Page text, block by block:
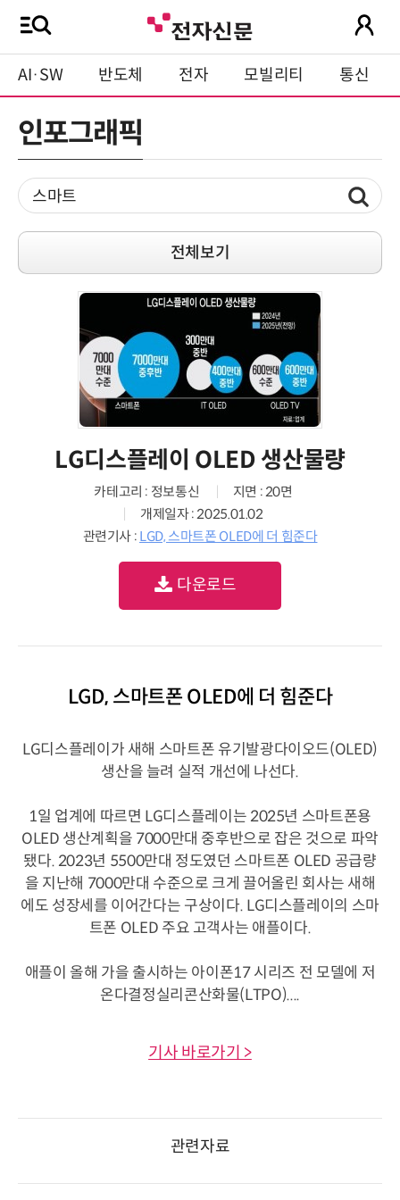
AI·SW 반도체 전자 모빌리티 통신
인포그래픽
전체보기
LG디스플레이 OLED 생산물량
카테고리 : 정보통신
지면 : 20면
개제일자 : 2025.01.02
관련기사 : LGD, 스마트폰 OLED에 더 힘준다
다운로드
LGD, 스마트폰 OLED에 더 힘준다
LG디스플레이가 새해 스마트폰 유기발광다이오드(OLED)
생산을 늘려 실적 개선에 나선다.
1일 업계에 따르면 LG디스플레이는 2025년 스마트폰용
OLED 생산계획을 7000만대 중후반으로 잡은 것으로 파악
됐다. 2023년 5500만대 정도였던 스마트폰 OLED 공급량
을 지난해 7000만대 수준으로 크게 끌어올린 회사는 새해
에도 성장세를 이어간다는 구상이다. LG디스플레이의 스마
트폰 OLED 주요 고객사는 애플이다.
애플이 올해 가을 출시하는 아이폰17 시리즈 전 모델에 저
온다결정실리콘산화물(LTPO)....
기사 바로가기 >
관련자료